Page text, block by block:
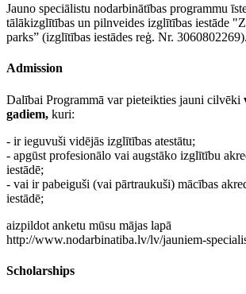
Jauno speciālistu nodarbinātības programmu
tālākizglītības un pilnveides izglītības iestāde
parks” (izglītības iestādes reģ. Nr. 3060802269).
Admission
Dalībai Programmā var pieteikties jauni cilvēki
gadiem, kuri:
- ir ieguvuši vidējās izglītības atestātu;
- apgūst profesionālo vai augstāko izglītību
iestādē;
- vai ir pabeiguši (vai pārtraukuši) mācības
iestādē;
aizpildot anketu mūsu mājas lapā
http://www.nodarbinatiba.lv/lv/jauniem-
Scholarships